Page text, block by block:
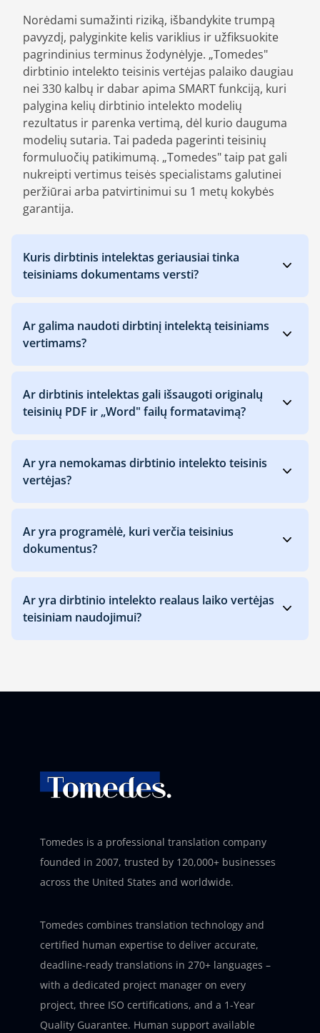
Norėdami sumažinti riziką, išbandykite trumpą
pavyzdį, palyginkite kelis variklius ir užfiksuokite
pagrindinius terminus žodynėlyje. „Tomedes"
dirbtinio intelekto teisinis vertėjas palaiko daugiau
nei 330 kalbų ir dabar apima SMART funkciją, kuri
palygina kelių dirbtinio intelekto modelių
rezultatus ir parenka vertimą, dėl kurio dauguma
modelių sutaria. Tai padeda pagerinti teisinių
formuluočių patikimumą. „Tomedes" taip pat gali
nukreipti vertimus teisės specialistams galutinei
peržiūrai arba patvirtinimui su 1 metų kokybės
garantija.
Kuris dirbtinis intelektas geriausiai tinka
teisiniams dokumentams versti?
Ar galima naudoti dirbtinį intelektą teisiniams
vertimams?
Ar dirbtinis intelektas gali išsaugoti originalų
teisinių PDF ir „Word" failų formatavimą?
Ar yra nemokamas dirbtinio intelekto teisinis
vertėjas?
Ar yra programėlė, kuri verčia teisinius
dokumentus?
Ar yra dirbtinio intelekto realaus laiko vertėjas
teisiniam naudojimui?
Tomedes is a professional translation company
founded in 2007, trusted by 120,000+ businesses
across the United States and worldwide.
Tomedes combines translation technology and
certified human expertise to deliver accurate,
deadline-ready translations in 270+ languages –
with a dedicated project manager on every
project, three ISO certifications, and a 1-Year
Quality Guarantee. Human support available